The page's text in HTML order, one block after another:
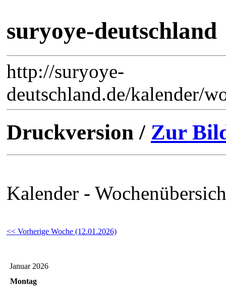
suryoye-deutschland
http://suryoye-
deutschland.de/kalender/
Druckversion / Zur
Kalender -
<< Vorherige Woche (12.01.2026)
Januar 2026
Montag